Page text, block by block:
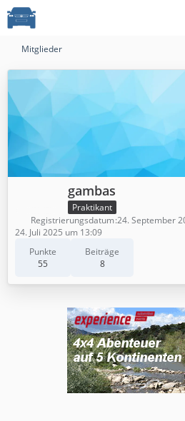
Mitglieder
gambas
Praktikant
Punkte
55
Beiträge
8
Registrierungsdatum 24. September
24. Juli 2025 um 13:09